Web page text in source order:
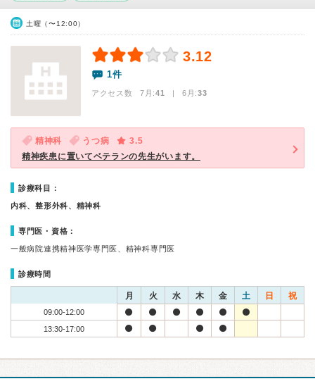
土曜（〜12:00）
3.12
1件
アクセス数 7月:41 | 6月:33
精神科 うつ病
3.5
精神疾患に置いてベテランの先生がいます。
診療科目：
内科、整形外科、精神科
専門医・資格：
一般病院連携精神医学専門医、精神科専門医
診療時間
月 火 水 木 金 土 日 祝
09:00-12:00
13:30-17:00